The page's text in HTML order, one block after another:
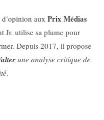
aux Prix Médias
Jr. utilise sa plume pour
Depuis 2017, il propose
une analyse critique de
.